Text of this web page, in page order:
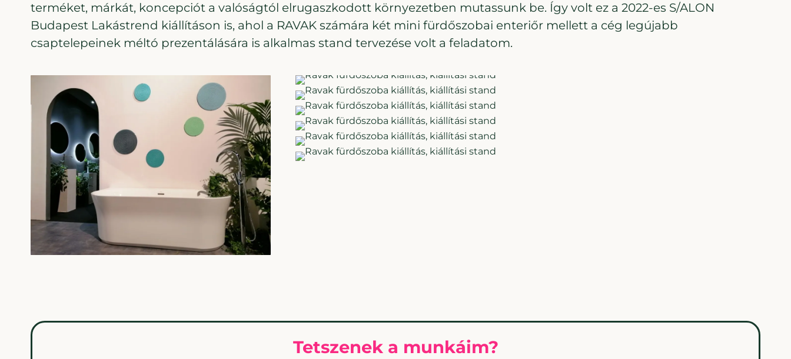
terméket, márkát, koncepciót a valóságtól elrugaszkodott környezetben mutassunk be. Így volt ez a 2022-es S/ALON
Budapest Lakástrend kiállításon is, ahol a RAVAK számára két mini fürdőszobai enteriőr mellett a cég legújabb
csaptelepeinek méltó prezentálására is alkalmas stand tervezése volt a feladatom.
Tetszenek a munkáim?